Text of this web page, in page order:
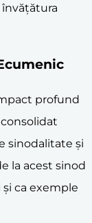
învățătura
profund
consolidat
sinodalitate și
la acest sinod
ca exemple